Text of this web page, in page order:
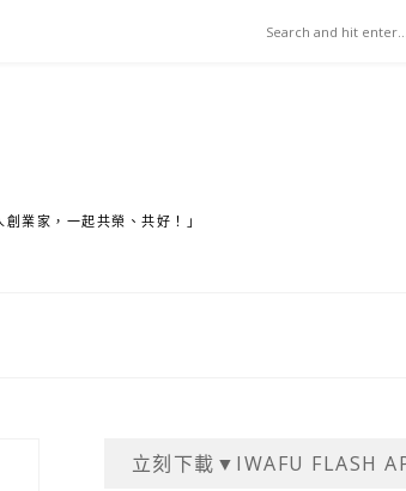
業家，一起共榮、共好！」
立刻下載▼IWAFU FLASH